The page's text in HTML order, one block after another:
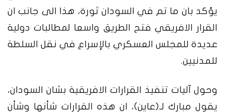
يؤكد بان ما تم في السودان ثورة، هذا الى جانب ان
القرار الافريقي فتح الطريق واسعا لمطالبات دولية
عديدة للمجلس العسكري بالإسراع في نقل السلطة
للمدنيين.
وحول آليات تنفيذ القرارات الافريقية بشان السودان،
يقول مبارك لـ(عاين)، ان هذه القرارات شأنها وشأن